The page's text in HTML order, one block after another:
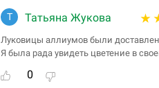
Т Татьяна Жукова
Луковицы аллиумов были
Я была рада увидеть цветение в
0